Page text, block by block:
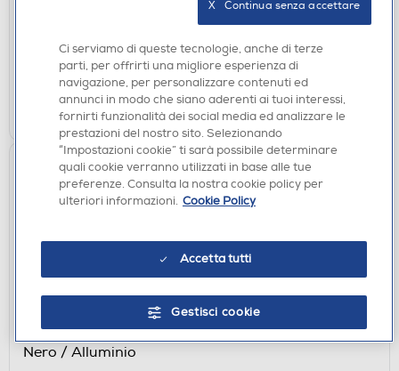
Acquisto online:disponibile
Ritiro in negozio:non disponibile
AGGIUNGI
WEBER - Barbecue a 3 bruciatori SPIRIT E-335-
Nero / Alluminio
Ci serviamo di queste tecnologie, anche di terze
parti, per offrirti una migliore esperienza di
navigazione, per personalizzare contenuti ed
annunci in modo che siano aderenti ai tuoi interessi,
fornirti funzionalità dei social media ed analizzare le
prestazioni del nostro sito. Selezionando
“Impostazioni cookie” ti sarà possibile determinare
quali cookie verranno utilizzati in base alle tue
preferenze. Consulta la nostra cookie policy per
ulteriori informazioni. Cookie Policy
Accetta tutti
Gestisci cookie
X   Continua senza accettare